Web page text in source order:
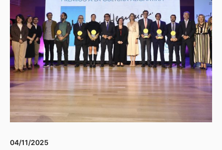
04/11/2025